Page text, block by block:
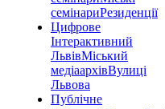
семінариРезиденції
Цифрове
Інтерактивний
ЛьвівМіський
медіаархівВулиці
Львова
Публічне